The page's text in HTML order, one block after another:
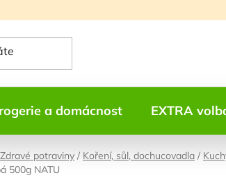
a domácnost EXTRA
Zdravé potraviny / Koření, sůl, dochucovadla /
500g NATU